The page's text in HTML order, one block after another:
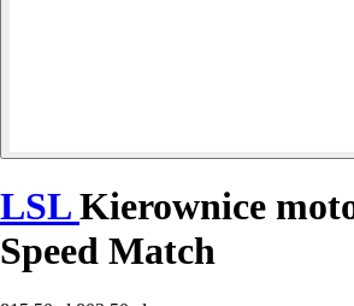
LSLKierownice
Speed Match